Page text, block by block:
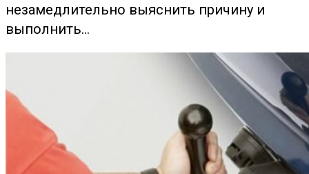
незамедлительно выяснить причину и
выполнить…